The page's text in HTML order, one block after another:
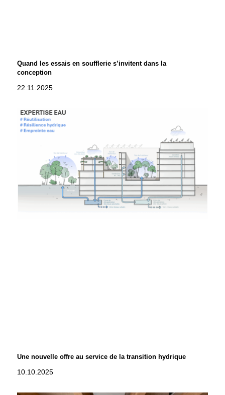
Quand les essais en soufflerie s’invitent dans la
conception
22.11.2025
Une nouvelle offre au service de la transition hydrique
10.10.2025